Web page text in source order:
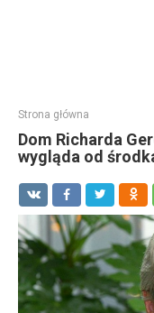
Strona główna
Dom Richarda
wygląda od